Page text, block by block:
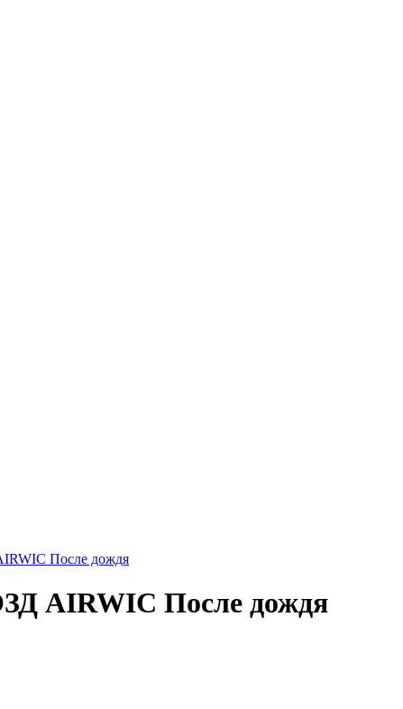
После дождя
AIRWIC После дождя